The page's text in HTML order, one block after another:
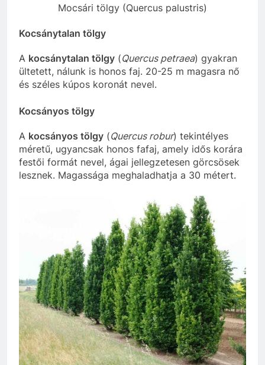
Mocsári tölgy (Quercus palustris)
Kocsánytalan tölgy
A kocsánytalan tölgy (Quercus petraea) gyakran
ültetett, nálunk is honos faj. 20-25 m magasra nő
és széles kúpos koronát nevel.
Kocsányos tölgy
A kocsányos tölgy (Quercus robur) tekintélyes
méretű, ugyancsak honos fafaj, amely idős korára
festői formát nevel, ágai jellegzetesen görcsösek
lesznek. Magassága meghaladhatja a 30 métert.